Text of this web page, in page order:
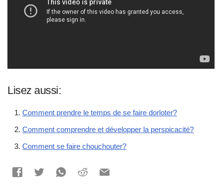
Lisez aussi:
Comment prendre le temps de se faire dorloter?
Comment comprendre et développer la perspicacité?
Comment se faire chouchouter?